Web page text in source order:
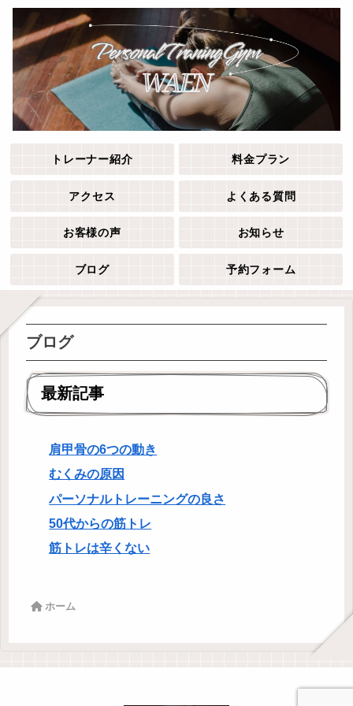
トレーナー紹介 料金プラン
アクセス よくある質問
お客様の声 お知らせ
ブログ 予約フォーム
ブログ
最新記事
肩甲骨の6つの動き
むくみの原因
パーソナルトレーニングの良さ
50代からの筋トレ
筋トレは辛くない
ホーム